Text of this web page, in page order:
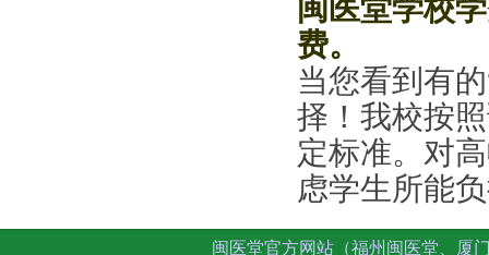
闽医堂学校
费。
当您看到有
择！ 我校按
定标准。对
虑学生所能
闽医堂官方网站（福州闽医堂、厦